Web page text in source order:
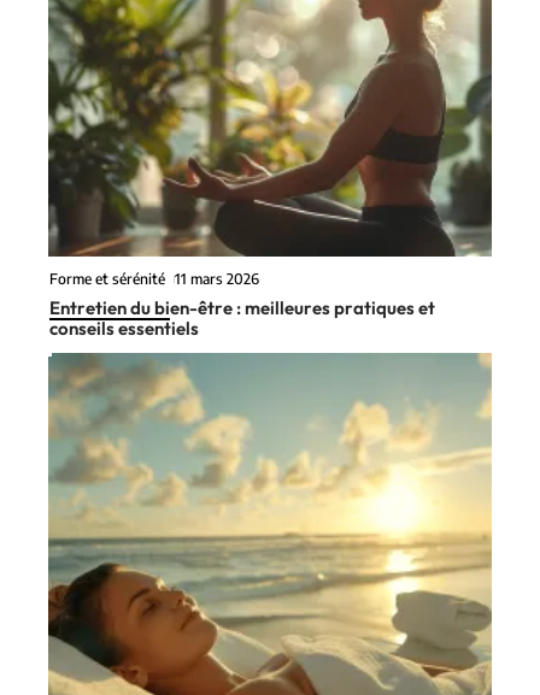
Forme et sérénité 11 mars 2026
Entretien du bien-être : meilleures pratiques et
conseils essentiels